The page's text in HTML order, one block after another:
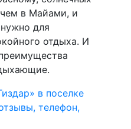
в Майами, и
для
отдыха. И